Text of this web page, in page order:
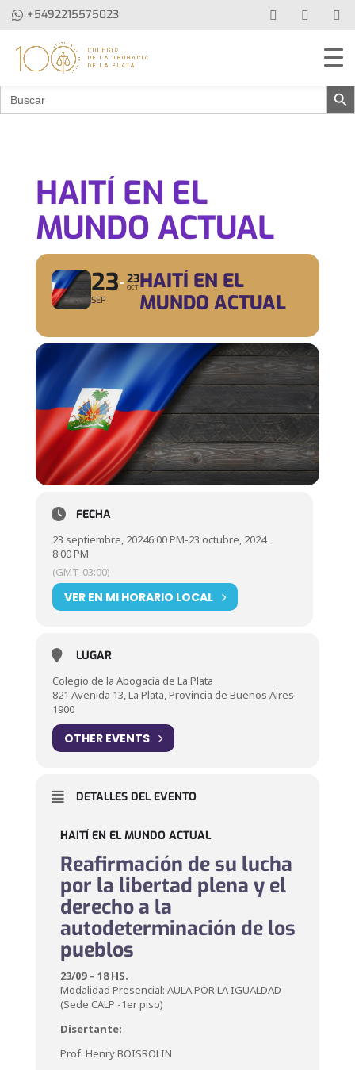
+5492215575023
Buscar: Botón de
HAITÍ EN EL
MUNDO ACTUAL
23
SEP
23
OCTHAITÍ EN EL
MUNDO ACTUAL
FECHA
23 septiembre, 20246:00 PM-23 octubre, 2024
8:00 PM
(GMT-03:00)
VER EN MI HORARIO LOCAL
LUGAR
Colegio de la Abogacía de La Plata
821 Avenida 13, La Plata, Provincia de Buenos Aires
1900
OTHER EVENTS
DETALLES DEL EVENTO
HAITÍ EN EL MUNDO ACTUAL
Reafirmación de su lucha
por la libertad plena y el
derecho a la
autodeterminación de los
pueblos
23/09 – 18 HS.
Modalidad Presencial: AULA POR LA IGUALDAD
(Sede CALP -1er piso)
Disertante:
Prof. Henry BOISROLIN